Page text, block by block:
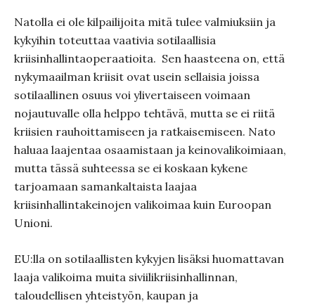
Natolla ei ole kilpailijoita mitä tulee valmiuksiin ja
kykyihin toteuttaa vaativia sotilaallisia
kriisinhallintaoperaatioita. Sen haasteena on, että
nykymaailman kriisit ovat usein sellaisia joissa
sotilaallinen osuus voi ylivertaiseen voimaan
nojautuvalle olla helppo tehtävä, mutta se ei riitä
kriisien rauhoittamiseen ja ratkaisemiseen. Nato
haluaa laajentaa osaamistaan ja keinovalikoimiaan,
mutta tässä suhteessa se ei koskaan kykene
tarjoamaan samankaltaista laajaa
kriisinhallintakeinojen valikoimaa kuin Euroopan
Unioni.
EU:lla on sotilaallisten kykyjen lisäksi huomattavan
laaja valikoima muita siviilikriisinhallinnan,
taloudellisen yhteistyön, kaupan ja